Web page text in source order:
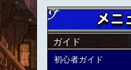
ガイド
初心者ガイド